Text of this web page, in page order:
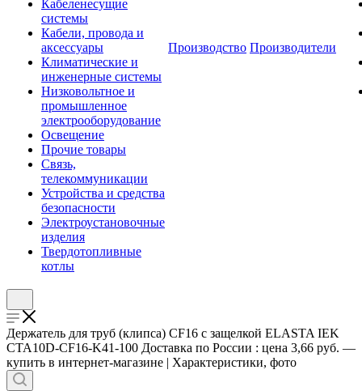
Кабеленесущие
системы
Кабели, провода и
аксессуары
Климатические и
инженерные системы
Низковольтное и
промышленное
электрооборудование
Освещение
Прочие товары
Связь,
телекоммуникации
Устройства и средства
безопасности
Электроустановочные
изделия
Твердотопливные
котлы
Производство Производители
Держатель для труб (клипса) CF16 с защелкой ELASTA IEK
CTA10D-CF16-K41-100 Доставка по России : цена 3,66 руб. —
купить в интернет-магазине | Характеристики, фото